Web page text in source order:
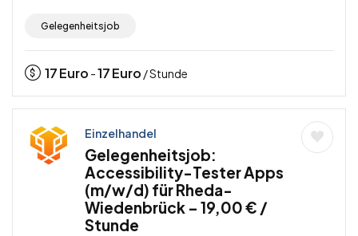
Gelegenheitsjob
17Euro -17Euro / Stunde
Einzelhandel
Gelegenheitsjob:
Accessibility-Tester Apps
(m/w/d) für Rheda-
Wiedenbrück – 19,00 € /
Stunde